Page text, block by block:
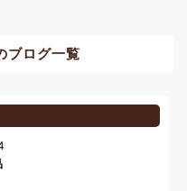
ブログ一覧